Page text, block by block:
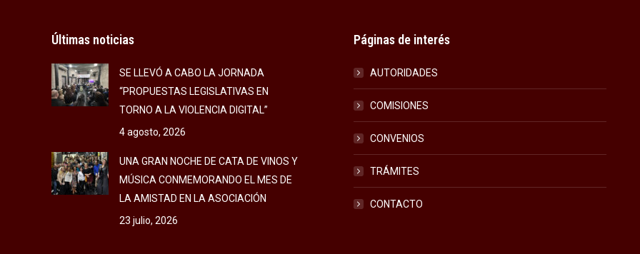
Últimas noticias
SE LLEVÓ A CABO LA JORNADA
“PROPUESTAS LEGISLATIVAS EN
TORNO A LA VIOLENCIA DIGITAL”
4 agosto, 2026
UNA GRAN NOCHE DE CATA DE VINOS Y
MÚSICA CONMEMORANDO EL MES DE
LA AMISTAD EN LA ASOCIACIÓN
23 julio, 2026
Páginas de interés
AUTORIDADES
COMISIONES
CONVENIOS
TRÁMITES
CONTACTO